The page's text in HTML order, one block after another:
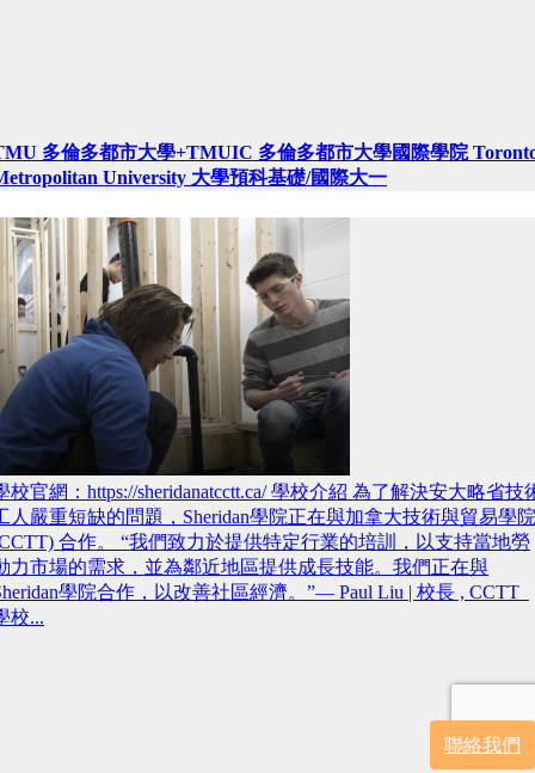
多倫多都市大學+TMUIC 多倫多都市大學國際學院
University 大學預科基礎/國際大一
校官網：https://sheridanatcctt.ca/ 學校介紹 為了解決安大略省技
人嚴重短缺的問題，Sheridan學院正在與加拿大技術與貿易學院
合作。 “我們致力於提供特定行業的培訓，以支持當地勞
力市場的需求，並為鄰近地區提供成長技能。我們正在與
學院合作，以改善社區經濟。”— Paul Liu | 校長 , CCTT
校...
聯絡我們